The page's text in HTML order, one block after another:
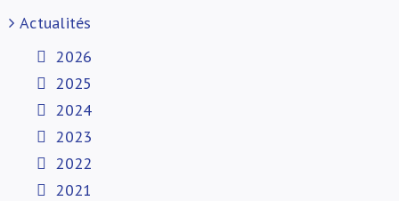
Actualités
2026
2025
2024
2023
2022
2021